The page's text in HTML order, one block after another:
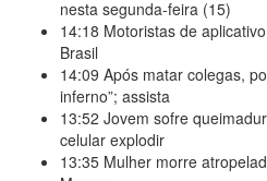
nesta segunda-feira (15)
14:18 Motoristas de
Brasil
14:09 Após matar colegas,
inferno”; assista
13:52 Jovem sofre
celular explodir
13:35 Mulher morre